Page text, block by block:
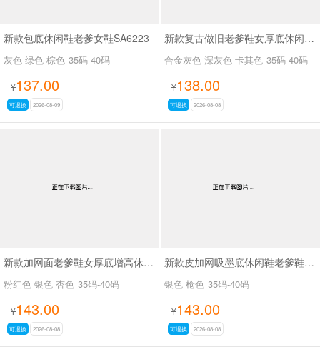
新款包底休闲鞋老爹女鞋SA6223
灰色 绿色 棕色 35码-40码
¥137.00
可退换 2026-08-09
新款复古做旧老爹鞋女厚底休闲运动鞋SA2680
合金灰色 深灰色 卡其色 35码-40码
¥138.00
可退换 2026-08-08
新款加网面老爹鞋女厚底增高休闲运动女鞋SA2679
粉红色 银色 杏色 35码-40码
¥143.00
可退换 2026-08-08
新款皮加网吸墨底休闲鞋老爹鞋SA6078
银色 枪色 35码-40码
¥143.00
可退换 2026-08-08